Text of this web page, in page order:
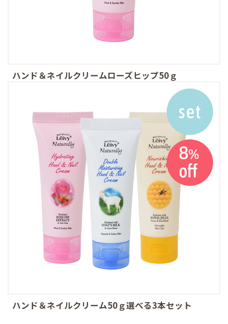
ハンド＆ネイルクリームローズヒップ50ｇ
ハンド＆ネイルクリーム50ｇ選べる3本セット